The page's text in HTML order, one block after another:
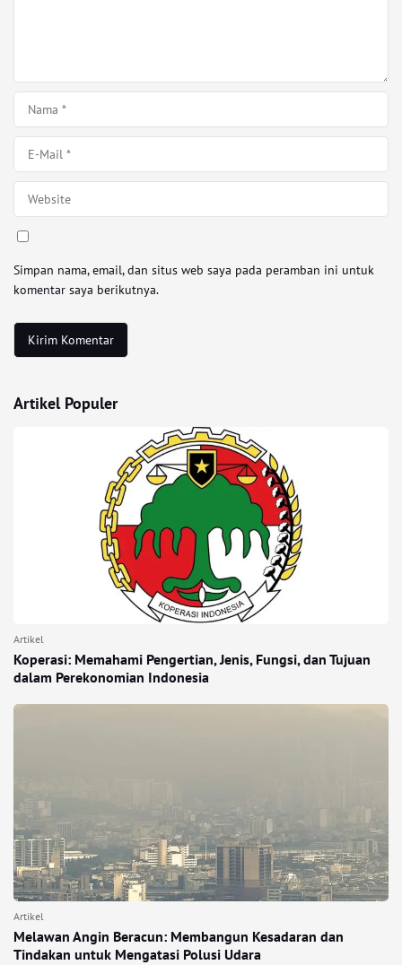
Simpan nama, email, dan situs web saya pada peramban ini untuk
komentar saya berikutnya.
Artikel Populer
Artikel
Koperasi: Memahami Pengertian, Jenis, Fungsi, dan Tujuan
dalam Perekonomian Indonesia
Artikel
Melawan Angin Beracun: Membangun Kesadaran dan
Tindakan untuk Mengatasi Polusi Udara